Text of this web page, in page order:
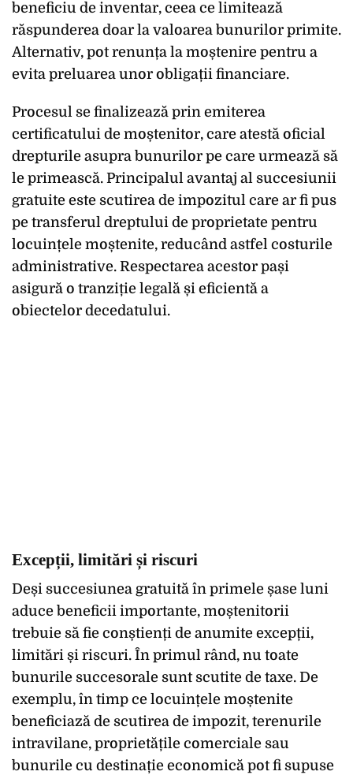
beneficiu de inventar, ceea ce limitează
răspunderea doar la valoarea bunurilor primite.
Alternativ, pot renunța la moștenire pentru a
evita preluarea unor obligații financiare.
Procesul se finalizează prin emiterea
certificatului de moștenitor, care atestă oficial
drepturile asupra bunurilor pe care urmează să
le primească. Principalul avantaj al succesiunii
gratuite este scutirea de impozitul care ar fi pus
pe transferul dreptului de proprietate pentru
locuințele moștenite, reducând astfel costurile
administrative. Respectarea acestor pași
asigură o tranziție legală și eficientă a
obiectelor decedatului.
Excepții, limitări și riscuri
Deși succesiunea gratuită în primele șase luni
aduce beneficii importante, moștenitorii
trebuie să fie conștienți de anumite excepții,
limitări și riscuri. În primul rând, nu toate
bunurile succesorale sunt scutite de taxe. De
exemplu, în timp ce locuințele moștenite
beneficiază de scutirea de impozit, terenurile
intravilane, proprietățile comerciale sau
bunurile cu destinație economică pot fi supuse